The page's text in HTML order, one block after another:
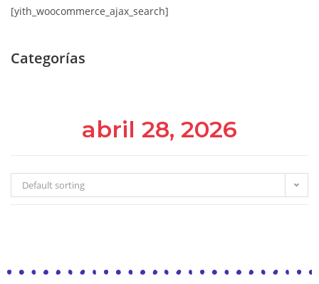
[yith_woocommerce_ajax_search]
Categorías
abril 28, 2026
Default sorting